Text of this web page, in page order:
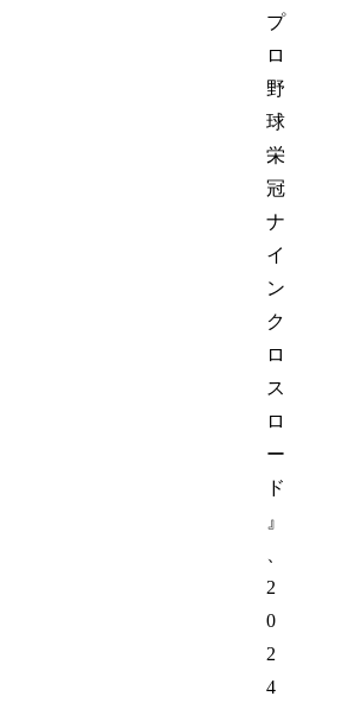
プ
ロ
野
球
栄
冠
ナ
イ
ン
ク
ロ
ス
ロ
ー
ド
』
2
0
2
4